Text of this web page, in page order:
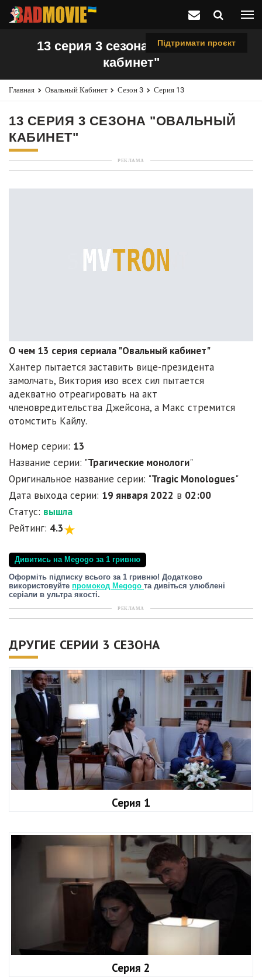
Підтримати проєкт
13 серия 3 сезона "Овальный
кабинет"
Главная Овальный Кабинет Сезон 3 Серия 13
13 СЕРИЯ 3 СЕЗОНА "ОВАЛЬНЫЙ
КАБИНЕТ"
РЕКЛАМА
О чем 13 серия сериала "Овальный кабинет"
Хантер пытается заставить вице-президента
замолчать, Виктория изо всех сил пытается
адекватно отреагировать на акт
членовредительства Джейсона, а Макс стремится
отомстить Кайлу.
Номер серии: 13
Название серии: "Трагические монологи"
Оригинальное название серии: "Tragic Monologues"
Дата выхода серии: 19 января 2022 в 02:00
Статус: вышла
Рейтинг: 4.3
Дивитись на Megogo за 1 гривню
Оформіть підписку всього за 1 гривню! Додатково
використовуйте промокод Megogo та дивіться улюблені
серіали в ультра якості.
РЕКЛАМА
ДРУГИЕ СЕРИИ 3 СЕЗОНА
Серия 1
Серия 2